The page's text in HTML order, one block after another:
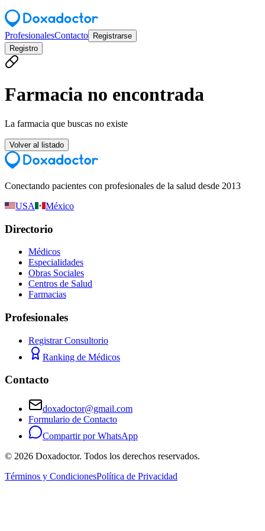
ProfesionalesContacto
Registrarse
Registro
Farmacia no encontrada
La farmacia que buscas no existe
Volver al listado
Conectando pacientes con profesionales de la salud desde 2013
USA
México
Directorio
Médicos
Especialidades
Obras Sociales
Centros de Salud
Farmacias
Profesionales
Registrar Consultorio
Ranking de Médicos
Contacto
doxadoctor@gmail.com
Formulario de Contacto
Compartir por WhatsApp
© 2026 Doxadoctor. Todos los derechos reservados.
Términos y CondicionesPolítica de Privacidad